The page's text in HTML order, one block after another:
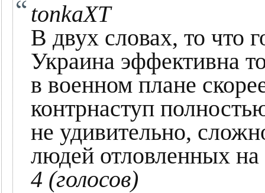
tonkaXT
В двух словах, то что
Украина эффективна
в военном плане
контрнаступ
не удивительно,
людей отловленных на
4 (голосов)